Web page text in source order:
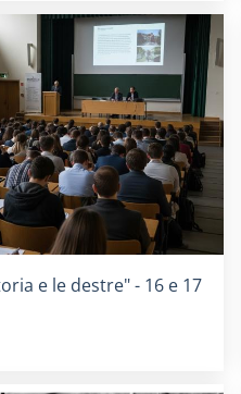
e le destre" - 16 e 17